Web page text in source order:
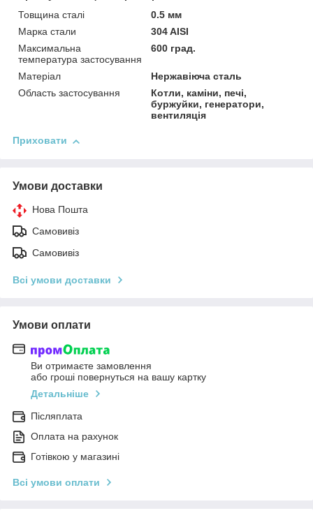
Товщина сталі
0.5 мм
Марка стали
304 AISI
Максимальна
температура застосування
600 град.
Матеріал
Нержавіюча сталь
Область застосування
Котли, каміни, печі,
буржуйки, генератори,
вентиляція
Приховати
Умови доставки
Нова Пошта
Самовивіз
Самовивіз
Всі умови доставки
Умови оплати
Ви отримаєте замовлення
або гроші повернуться на вашу картку
Детальніше
Післяплата
Оплата на рахунок
Готівкою у магазині
Всі умови оплати